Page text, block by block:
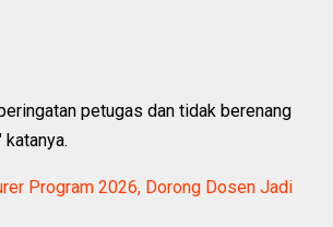
petugas dan tidak berenang
Program 2026, Dorong Dosen Jadi